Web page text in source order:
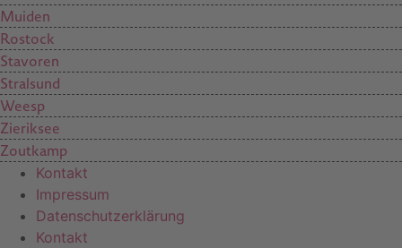
Muiden
Rostock
Stavoren
Stralsund
Weesp
Zieriksee
Zoutkamp
Kontakt
Impressum
Datenschutzerklärung
Kontakt